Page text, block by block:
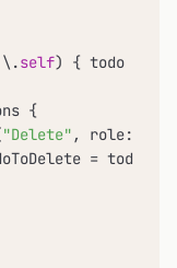
\.self) { todo
{
"Delete" , role:
= todo